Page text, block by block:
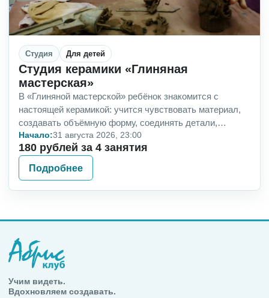
Студия Для детей
Студия керамики «Глиняная
мастерская»
В «Глиняной мастерской» ребёнок знакомится с
настоящей керамикой: учится чувствовать материал,
создавать объёмную форму, соединять детали,
добавлять фактуры и расписывать свои изделия. Это
н…
Начало:31 августа 2026, 23:00
180 рублей за 4 занятия
Подробнее
Учим видеть.
Вдохновляем создавать.